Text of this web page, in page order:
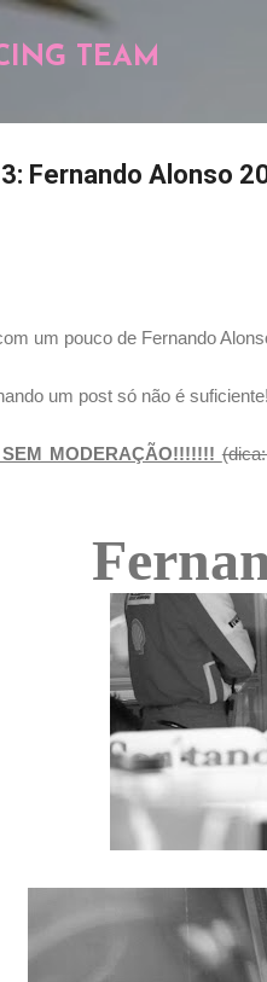
TEAM
Fernando Alonso
um pouco de Fernando
um post só não é
SEM MODERAÇÃO!!!!!!!